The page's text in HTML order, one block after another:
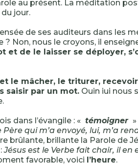
au présent. La méditation
jour.
de ses auditeurs dans les
Non, nous le croyons, il
et de le laisser se déployer,
le mâcher, le triturer,
saisir par un mot. Ouin iui nous
dans l’évangile : « témoigner
Père qui m’a envoyé, lui, m’a
brûlante, brillante la Parole de
Jésus est le Verbe fait chair, il en
favorable, voici l’heure.